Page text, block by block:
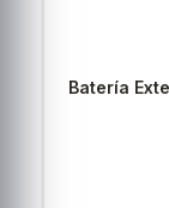
Batería